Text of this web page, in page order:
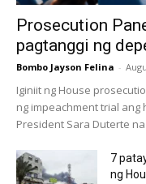
Prosecution
pagtanggi ng
Bombo Jayson Felina -
Iginiit ng House
ng impeachment trial ang
President Sara Duterte
7
ng